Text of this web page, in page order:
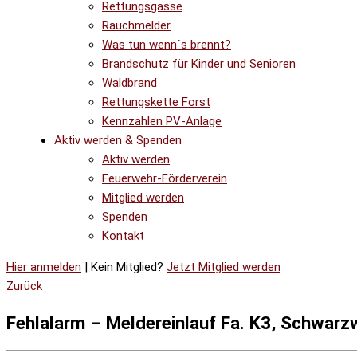
Rettungsgasse
Rauchmelder
Was tun wenn´s brennt?
Brandschutz für Kinder und Senioren
Waldbrand
Rettungskette Forst
Kennzahlen PV-Anlage
Aktiv werden & Spenden
Aktiv werden
Feuerwehr-Förderverein
Mitglied werden
Spenden
Kontakt
Hier anmelden | Kein Mitglied? Jetzt Mitglied werden
Zurück
Fehlalarm – Meldereinlauf Fa. K3,